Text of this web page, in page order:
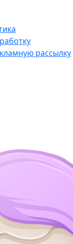
рассылку